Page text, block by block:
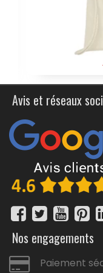
A
Avis et réseaux
Nos engagements
Paiement